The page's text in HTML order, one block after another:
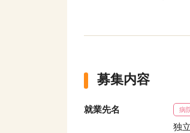
募集内容
就業先名 病
独